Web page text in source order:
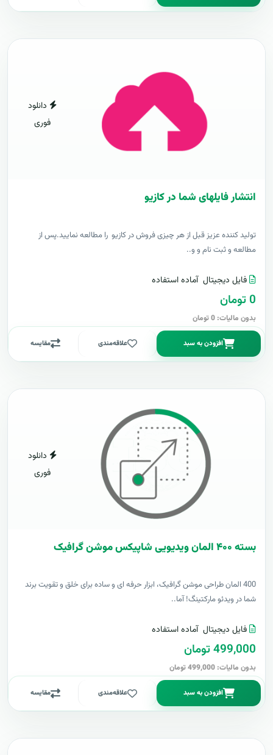
دانلود
فوری
انتشار فایلهای شما در کازیو
توليد کننده عزيز قبل از هر چیزی فروش در کازیو را مطالعه نمایید.پس از
مطالعه و ثبت نام و و..
فایل دیجیتال آماده استفاده
0 تومان
بدون مالیات: 0 تومان
افزودن به سبد علاقه‌مندی مقایسه
دانلود
فوری
بسته ۴۰۰ المان ویدیویی شاپیکس موشن گرافیک
400 المان طراحی موشن گرافیک، ابزار حرفه ای و ساده برای خلق و تقویت برند
شما در ویدئو مارکتینگ! آما..
فایل دیجیتال آماده استفاده
499,000 تومان
بدون مالیات: 499,000 تومان
افزودن به سبد علاقه‌مندی مقایسه